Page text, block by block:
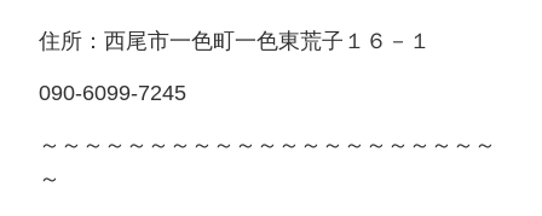
住所：西尾市一色町一色東荒子１６－１
090-6099-7245
～～～～～～～～～～～～～～～～～～～～～
～